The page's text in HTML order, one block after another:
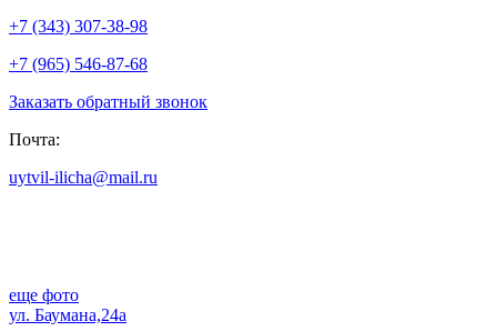
+7 (343) 307-38-98
+7 (965) 546-87-68
Заказать обратный звонок
Почта:
uytvil-ilicha@mail.ru
еще фото
ул. Баумана,24а